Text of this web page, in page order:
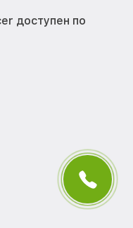
доступен по